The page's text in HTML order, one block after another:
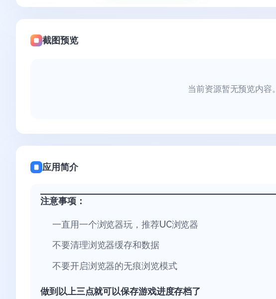
截图预览
当前资源暂无预览内容。
应用简介
注意事项：
一直用一个浏览器玩，推荐UC浏览器
不要清理浏览器缓存和数据
不要开启浏览器的无痕浏览模式
做到以上三点就可以保存游戏进度存档了